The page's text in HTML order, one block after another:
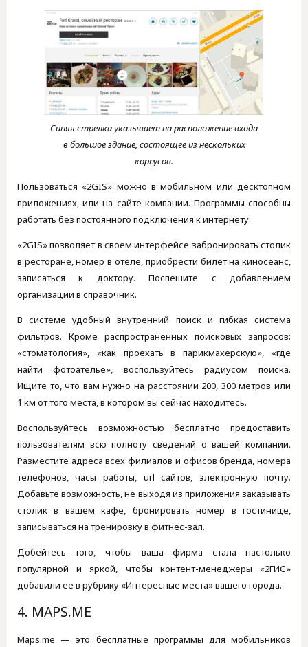
Синяя стрелка указывает на расположение входа
в большое здание, состоящее из нескольких
корпусов.
Пользоваться «2GIS» можно в мобильном или десктопном
приложениях, или на сайте компании. Программы способны
работать без постоянного подключения к интернету.
«2GIS» позволяет в своем интерфейсе забронировать столик
в ресторане, номер в отеле, приобрести билет на киносеанс,
записаться к доктору. Поспешите с добавлением
организации в справочник.
В системе удобный внутренний поиск и гибкая система
фильтров. Кроме распространенных поисковых запросов:
«стоматология», «как проехать в парикмахерскую», «где
найти фотоателье», воспользуйтесь радиусом поиска.
Ищите то, что вам нужно на расстоянии 200, 300 метров или
1 км от того места, в котором вы сейчас находитесь.
Воспользуйтесь возможностью бесплатно предоставить
пользователям всю полноту сведений о вашей компании.
Разместите адреса всех филиалов и офисов бренда, номера
телефонов, часы работы, url сайтов, электронную почту.
Добавьте возможность, не выходя из приложения заказывать
столик в вашем кафе, бронировать номер в гостинице,
записываться на тренировку в фитнес-зал.
Добейтесь того, чтобы ваша фирма стала настолько
популярной и яркой, чтобы контент-менеджеры «2ГИС»
добавили ее в рубрику «Интересные места» вашего города.
4. MAPS.ME
Maps.me — это бесплатные программы для мобильников